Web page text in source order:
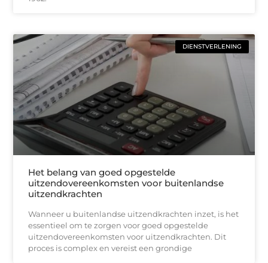
DIENSTVERLENING
Het belang van goed opgestelde
uitzendovereenkomsten voor buitenlandse
uitzendkrachten
Wanneer u buitenlandse uitzendkrachten inzet, is het
essentieel om te zorgen voor goed opgestelde
uitzendovereenkomsten voor uitzendkrachten. Dit
proces is complex en vereist een grondige